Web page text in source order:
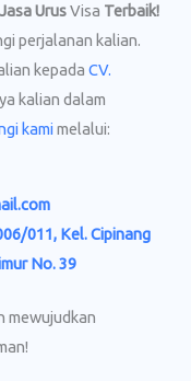
UrusVisa Terbaik!
perjalanan kalian.
kepada CV.
kalian dalam
kamimelalui:
011, Kel. Cipinang
No. 39
mewujudkan